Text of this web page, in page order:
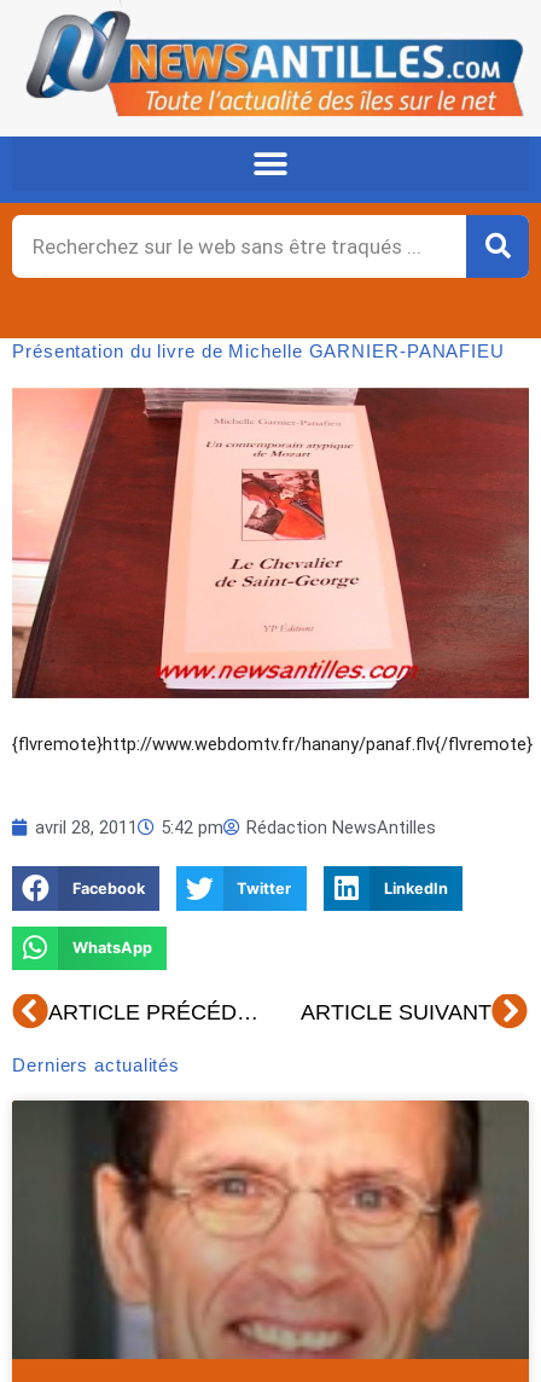
contenu
Rechercher
Présentation du livre de Michelle GARNIER-PANAFIEU
{flvremote}http://www.webdomtv.fr/hanany/panaf.flv{/flvremote}
avril 28, 2011 5:42 pm Rédaction NewsAntilles
Facebook Twitter LinkedIn
WhatsApp
Précédent ARTICLE PRÉCÉDENT ARTICLE SUIVANT
Derniers actualités